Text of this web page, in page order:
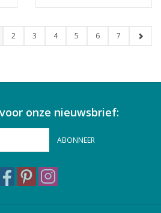
2 3 4 5 6 7
onze nieuwsbrief:
ABONNEER